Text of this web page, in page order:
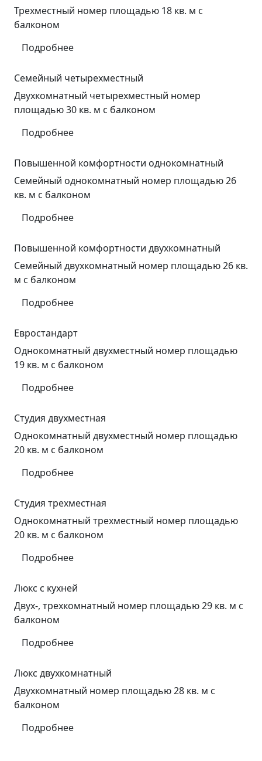
Трехместный номер площадью 18 кв. м с
балконом
Подробнее
Семейный четырехместный
Двухкомнатный четырехместный номер
площадью 30 кв. м с балконом
Подробнее
Повышенной комфортности однокомнатный
Семейный однокомнатный номер площадью 26
кв. м с балконом
Подробнее
Повышенной комфортности двухкомнатный
Семейный двухкомнатный номер площадью 26 кв.
м с балконом
Подробнее
Евростандарт
Однокомнатный двухместный номер площадью
19 кв. м с балконом
Подробнее
Студия двухместная
Однокомнатный двухместный номер площадью
20 кв. м с балконом
Подробнее
Студия трехместная
Однокомнатный трехместный номер площадью
20 кв. м с балконом
Подробнее
Люкс с кухней
Двух-, трехкомнатный номер площадью 29 кв. м с
балконом
Подробнее
Люкс двухкомнатный
Двухкомнатный номер площадью 28 кв. м с
балконом
Подробнее